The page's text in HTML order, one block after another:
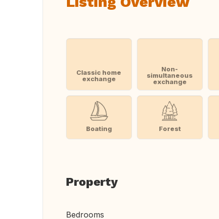
Classic home
exchange
Non-
simultaneous
exchange
Boating Forest
Property
Bedrooms